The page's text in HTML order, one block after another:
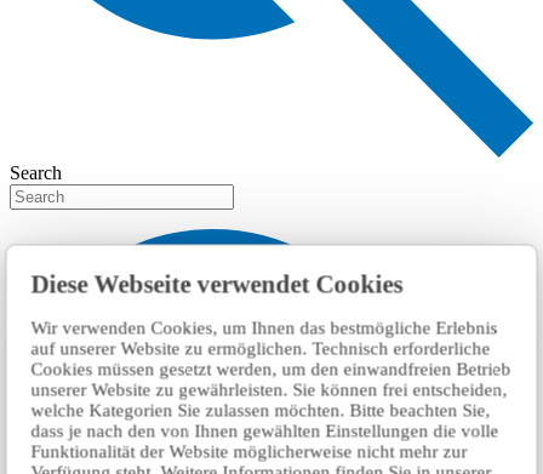
Diese Webseite verwendet Cookies
Wir verwenden Cookies, um Ihnen das bestmögliche Erlebnis
auf unserer Website zu ermöglichen. Technisch erforderliche
Cookies müssen gesetzt werden, um den einwandfreien Betrieb
unserer Website zu gewährleisten. Sie können frei entscheiden,
welche Kategorien Sie zulassen möchten. Bitte beachten Sie,
dass je nach den von Ihnen gewählten Einstellungen die volle
Funktionalität der Website möglicherweise nicht mehr zur
Search